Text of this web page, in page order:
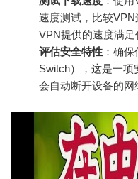
速度测试，比较
VPN提供的速度满足
评估安全特性 ：确
Switch），这是一项
会自动断开设备的网